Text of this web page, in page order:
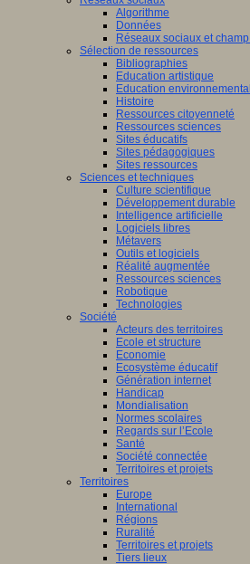
Algorithme
Données
Réseaux sociaux et
Sélection de ressources
Bibliographies
Education artistique
Education
Histoire
Ressources citoyenneté
Ressources sciences
Sites éducatifs
Sites pédagogiques
Sites ressources
Sciences et techniques
Culture scientifique
Développement durable
Intelligence artificielle
Logiciels libres
Métavers
Outils et logiciels
Réalité augmentée
Ressources sciences
Robotique
Technologies
Société
Acteurs des territoires
Ecole et structure
Economie
Ecosystème éducatif
Génération internet
Handicap
Mondialisation
Normes scolaires
Regards sur l’Ecole
Santé
Société connectée
Territoires et projets
Territoires
Europe
International
Régions
Ruralité
Territoires et projets
Tiers lieux